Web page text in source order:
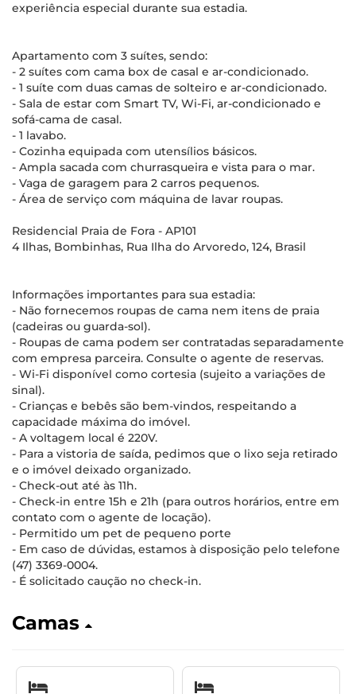
experiência especial durante sua estadia.
Apartamento com 3 suítes, sendo:
- 2 suítes com cama box de casal e ar-condicionado.
- 1 suíte com duas camas de solteiro e ar-condicionado.
- Sala de estar com Smart TV, Wi-Fi, ar-condicionado e
sofá-cama de casal.
- 1 lavabo.
- Cozinha equipada com utensílios básicos.
- Ampla sacada com churrasqueira e vista para o mar.
- Vaga de garagem para 2 carros pequenos.
- Área de serviço com máquina de lavar roupas.
Residencial Praia de Fora - AP101
4 Ilhas, Bombinhas, Rua Ilha do Arvoredo, 124, Brasil
Informações importantes para sua estadia:
- Não fornecemos roupas de cama nem itens de praia
(cadeiras ou guarda-sol).
- Roupas de cama podem ser contratadas separadamente
com empresa parceira. Consulte o agente de reservas.
- Wi-Fi disponível como cortesia (sujeito a variações de
sinal).
- Crianças e bebês são bem-vindos, respeitando a
capacidade máxima do imóvel.
- A voltagem local é 220V.
- Para a vistoria de saída, pedimos que o lixo seja retirado
e o imóvel deixado organizado.
- Check-out até às 11h.
- Check-in entre 15h e 21h (para outros horários, entre em
contato com o agente de locação).
- Permitido um pet de pequeno porte
- Em caso de dúvidas, estamos à disposição pelo telefone
(47) 3369-0004.
- É solicitado caução no check-in.
Camas